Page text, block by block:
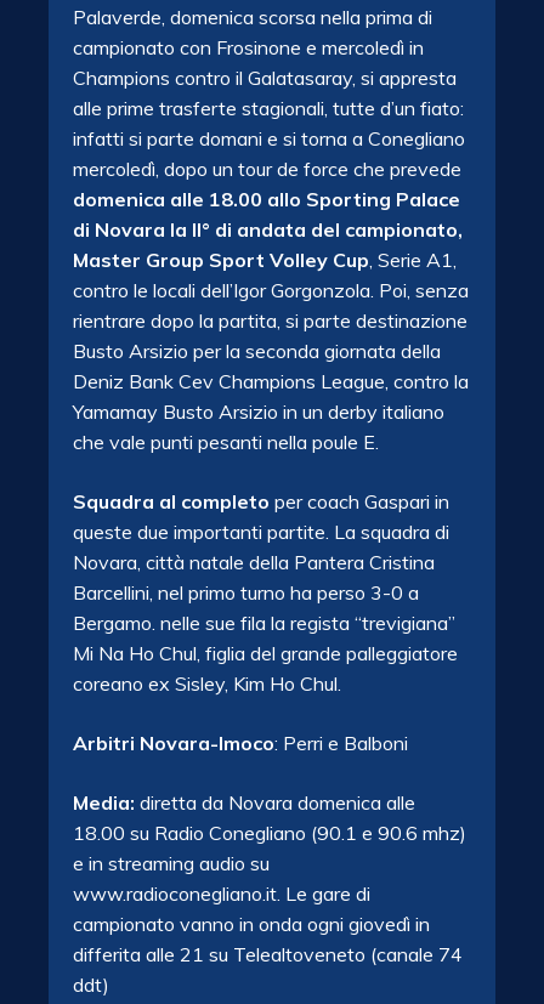
Palaverde, domenica scorsa nella prima di
campionato con Frosinone e mercoledì in
Champions contro il Galatasaray, si appresta
alle prime trasferte stagionali, tutte d’un fiato:
infatti si parte domani e si torna a Conegliano
mercoledì, dopo un tour de force che prevede
domenica alle 18.00 allo Sporting Palace
di Novara la II° di andata del campionato,
Master Group Sport Volley Cup, Serie A1,
contro le locali dell’Igor Gorgonzola. Poi, senza
rientrare dopo la partita, si parte destinazione
Busto Arsizio per la seconda giornata della
Deniz Bank Cev Champions League, contro la
Yamamay Busto Arsizio in un derby italiano
che vale punti pesanti nella poule E.
Squadra al completo per coach Gaspari in
queste due importanti partite. La squadra di
Novara, città natale della Pantera Cristina
Barcellini, nel primo turno ha perso 3-0 a
Bergamo. nelle sue fila la regista “trevigiana”
Mi Na Ho Chul, figlia del grande palleggiatore
coreano ex Sisley, Kim Ho Chul.
Arbitri Novara-Imoco: Perri e Balboni
Media: diretta da Novara domenica alle
18.00 su Radio Conegliano (90.1 e 90.6 mhz)
e in streaming audio su
www.radioconegliano.it. Le gare di
campionato vanno in onda ogni giovedì in
differita alle 21 su Telealtoveneto (canale 74
ddt)